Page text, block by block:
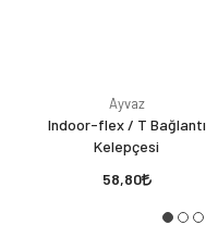
Ayvaz
Indoor-flex / T Bağlantı
Kelepçesi
58,80